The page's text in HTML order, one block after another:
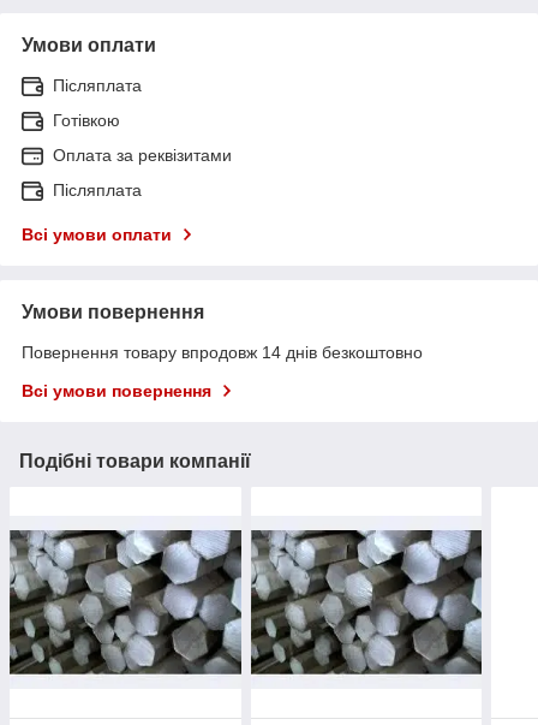
Умови оплати
Післяплата
Готівкою
Оплата за реквізитами
Післяплата
Всі умови оплати
Умови повернення
Повернення товару впродовж 14 днів безкоштовно
Всі умови повернення
Подібні товари компанії